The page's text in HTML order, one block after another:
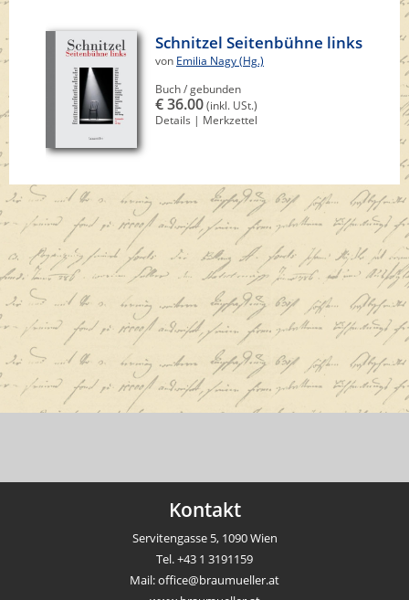
Schnitzel Seitenbühne links
von Emilia Nagy (Hg.)
Buch / gebunden
€ 36.00 (inkl. USt.)
Details | Merkzettel
Kontakt
Servitengasse 5, 1090 Wien
Tel.+43 1 3191159
Mail:office@braumueller.at